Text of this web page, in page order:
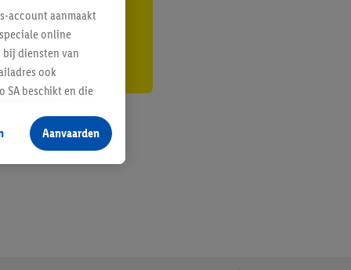
account aanmaakt
online
diensten van
ook
SA beschikt en die
producten waarin
maar het
als er met behulp
Aanvaarden